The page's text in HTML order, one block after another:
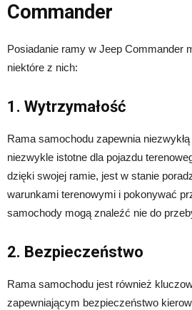
Commander
Posiadanie ramy w Jeep Commander
niektóre z nich:
1. Wytrzymałość
Rama samochodu zapewnia
niezwykle istotne dla pojazdu
dzięki swojej ramie, jest w stanie
warunkami terenowymi i pokonywać
samochody mogą znaleźć nie do
2. Bezpieczeństwo
Rama samochodu jest również
zapewniającym bezpieczeństwo